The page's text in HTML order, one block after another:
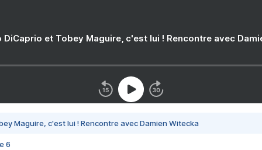
DiCaprio et Tobey Maguire, c'est lui ! Rencontre avec
Maguire, c'est lui ! Rencontre avec Damien Witecka
6